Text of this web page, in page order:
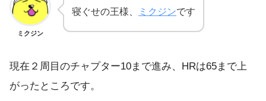
ミクジン
寝ぐせの王様、 ミクジンです
現在２周目のチャプター10まで進み、HRは65まで上
がったところです。